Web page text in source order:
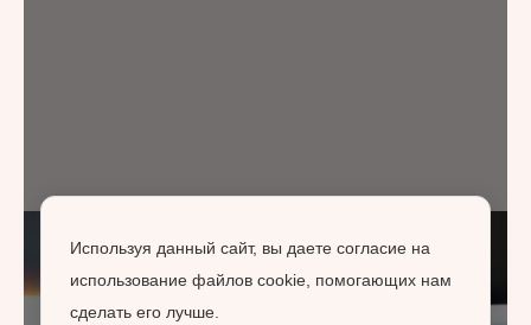
Используя данный сайт, вы даете согласие на
использование файлов cookie, помогающих нам
сделать его лучше.